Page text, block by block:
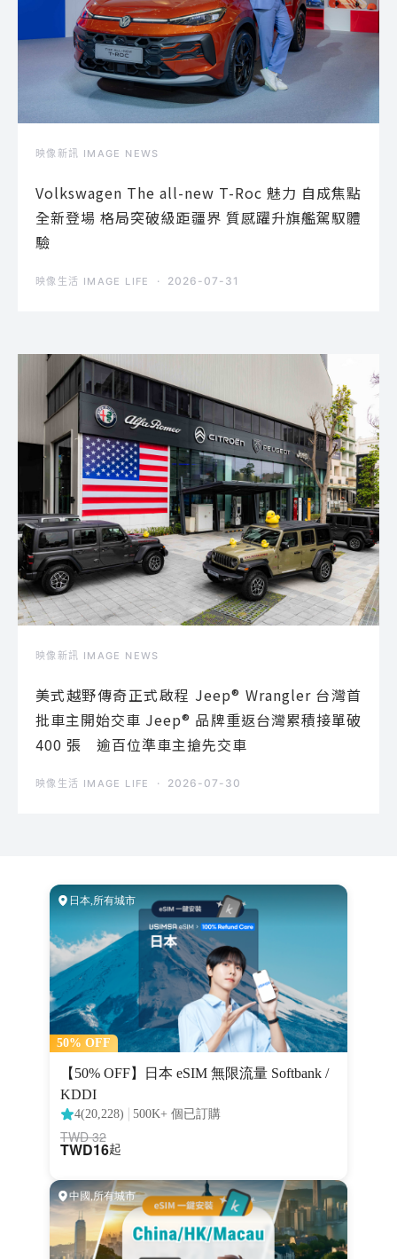
映像新訊 IMAGE NEWS
Volkswagen The all-new T-Roc 魅力 自成焦點
全新登場 格局突破級距疆界 質感躍升旗艦駕馭體
驗
映像生活 IMAGE LIFE 2026-07-31
映像新訊 IMAGE NEWS
美式越野傳奇正式啟程 Jeep® Wrangler 台灣首
批車主開始交車 Jeep® 品牌重返台灣累積接單破
400 張 逾百位準車主搶先交車
映像生活 IMAGE LIFE 2026-07-30